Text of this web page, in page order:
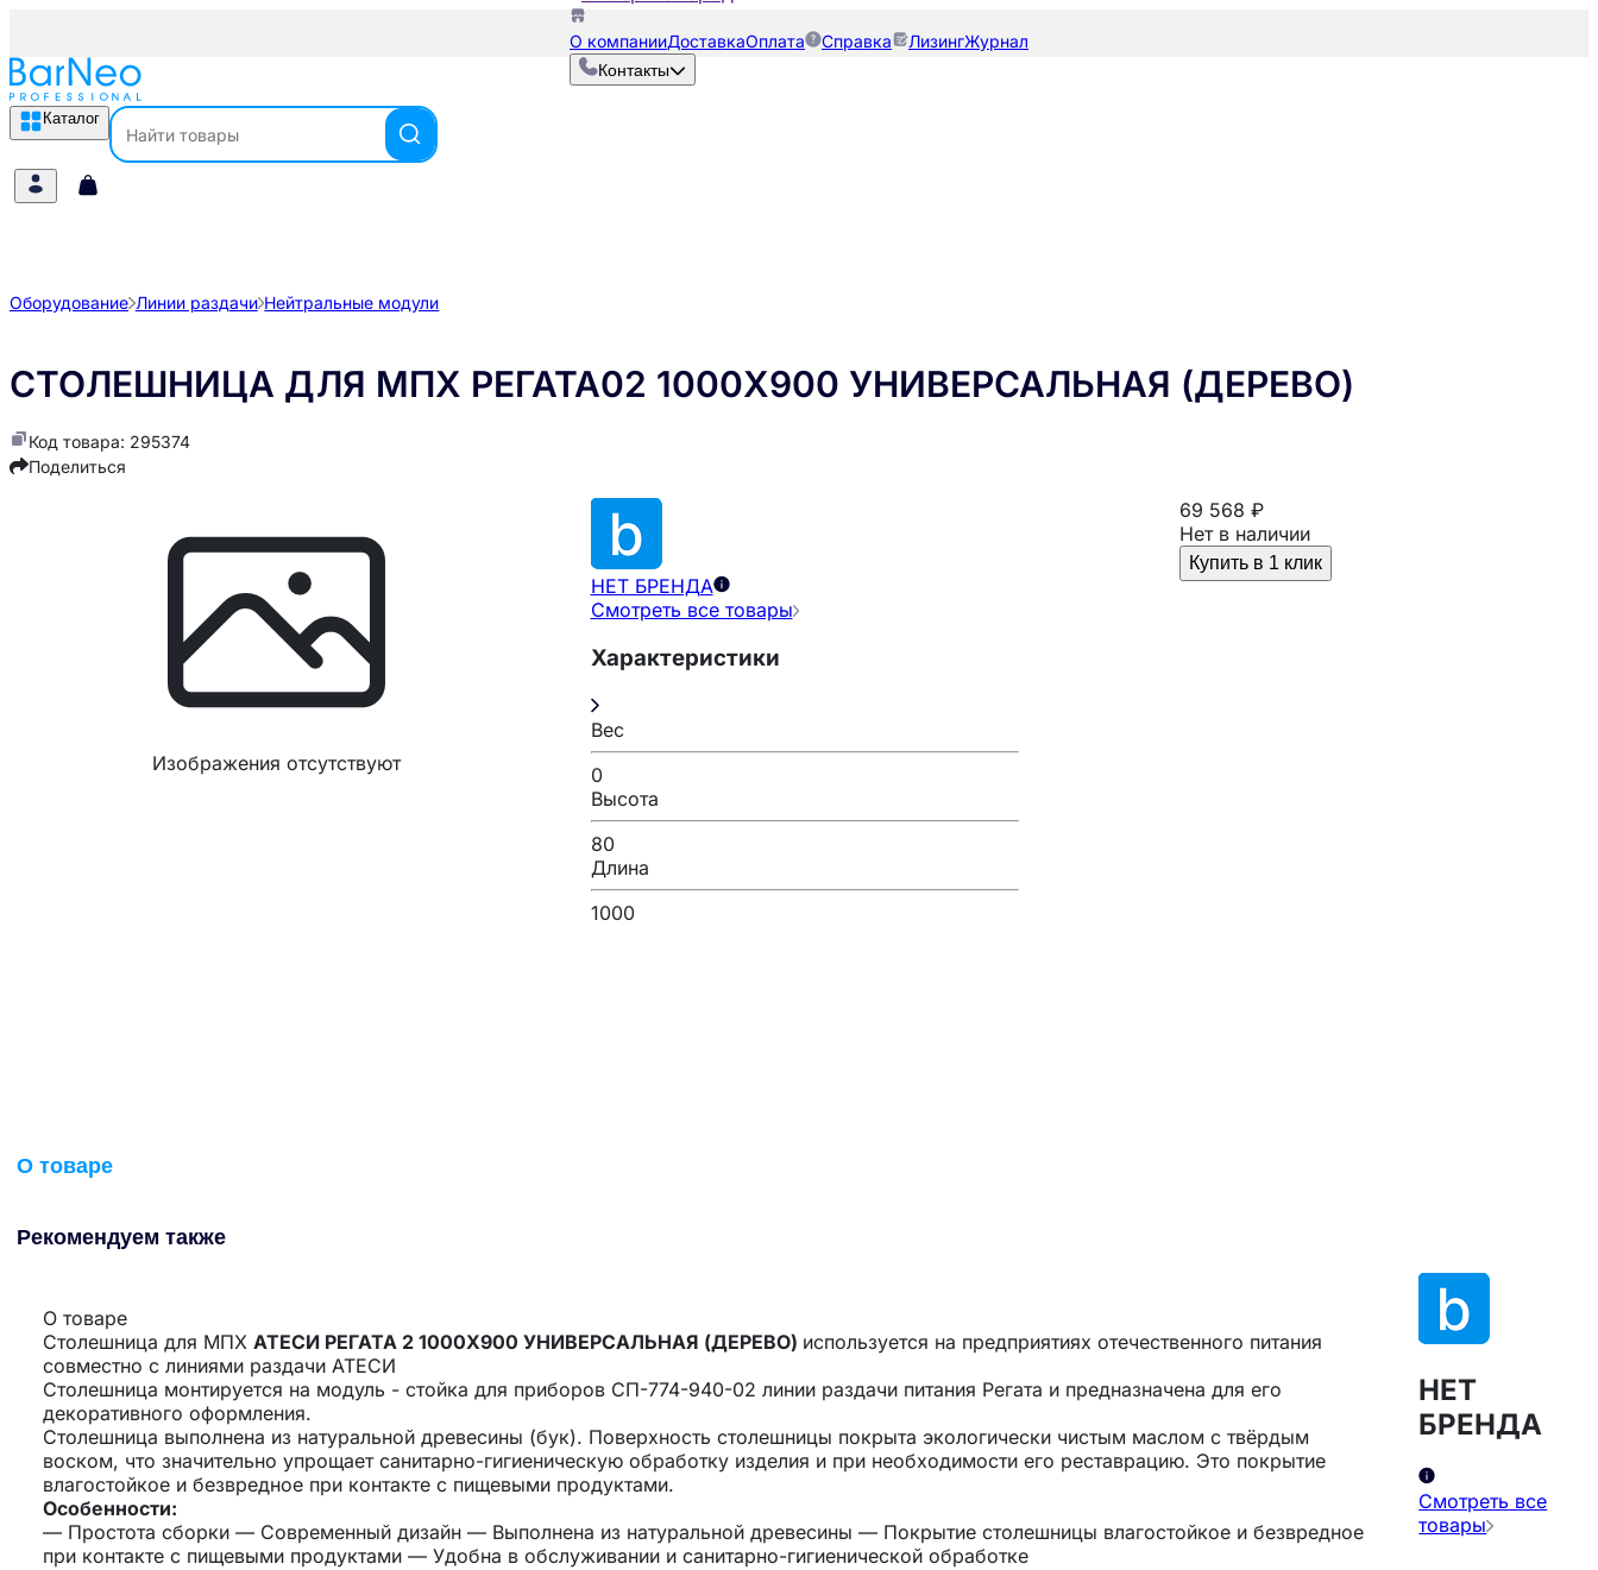
О компанииДоставкаОплата Справка ЛизингЖурнал
Контакты
Каталог
Оборудование Линии раздачи Нейтральные модули
СТОЛЕШНИЦА ДЛЯ МПХ РЕГАТА02 1000Х900 УНИВЕРСАЛЬНАЯ (ДЕРЕВО)
Код товара: 295374
Поделиться
Изображения отсутствуют
НЕТ БРЕНДА
Смотреть все товары
Характеристики
Вес
0
Высота
80
Длина
1000
69 568 ₽
Нет в наличии
Купить в 1 клик
О товаре
Рекомендуем также
О товаре
Столешница для МПХ АТЕСИ РЕГАТА 2 1000Х900 УНИВЕРСАЛЬНАЯ (ДЕРЕВО) используется на предприятиях отечественного питания
совместно с линиями раздачи АТЕСИ
Столешница монтируется на модуль - стойка для приборов СП-774-940-02 линии раздачи питания Регата и предназначена для его
декоративного оформления.
Столешница выполнена из натуральной древесины (бук). Поверхность столешницы покрыта экологически чистым маслом с твёрдым
воском, что значительно упрощает санитарно-гигиеническую обработку изделия и при необходимости его реставрацию. Это покрытие
влагостойкое и безвредное при контакте с пищевыми продуктами.
Особенности:
— Простота сборки — Современный дизайн — Выполнена из натуральной древесины — Покрытие столешницы влагостойкое и безвредное
при контакте с пищевыми продуктами — Удобна в обслуживании и санитарно-гигиенической обработке
НЕТ
БРЕНДА
Смотреть все
товары